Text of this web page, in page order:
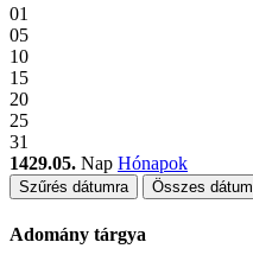
01
05
10
15
20
25
31
1429.05. Nap Hónapok
Szűrés dátumra Összes dátum
Adomány tárgya